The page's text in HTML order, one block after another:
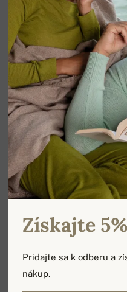
Získajte
Pridajte sa k odberu a
nákup.